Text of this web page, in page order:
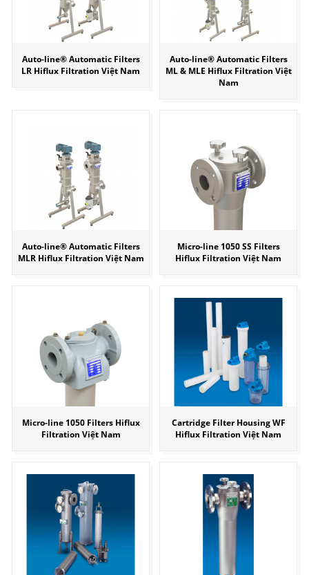
Auto-line® Automatic Filters
LR Hiflux Filtration Việt Nam
Auto-line® Automatic Filters
ML & MLE Hiflux Filtration Việt
Nam
Auto-line® Automatic Filters
MLR Hiflux Filtration Việt Nam
Micro-line 1050 SS Filters
Hiflux Filtration Việt Nam
Micro-line 1050 Filters Hiflux
Filtration Việt Nam
Cartridge Filter Housing WF
Hiflux Filtration Việt Nam